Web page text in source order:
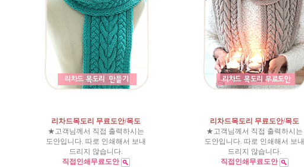
리차드목도리 무료도안/목도
★고객님께서 직접 출력하시는
도안입니다. 따로 인쇄해서 보내
드리지 않습니다.
직접인쇄무료도안
리차드목도리 무료도안/목도
★고객님께서 직접 출력하시는
도안입니다. 따로 인쇄해서 보내
드리지 않습니다.
직접인쇄무료도안